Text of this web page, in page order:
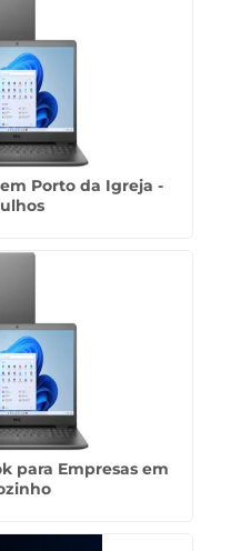
Porto da Igreja -
para Empresas em